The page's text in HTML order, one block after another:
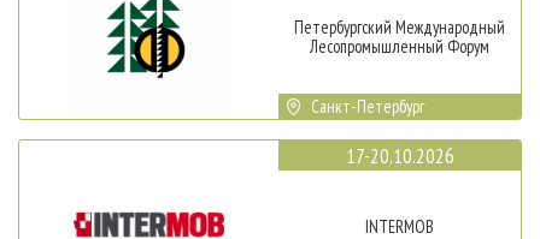
Петербургский Международный
Лесопромышленный Форум
Санкт-Петербург
17-20.10.2026
INTERMOB